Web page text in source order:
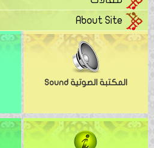
About Site
المكتبة الصوتية Sound